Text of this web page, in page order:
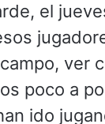
el
ver
poco a
ido